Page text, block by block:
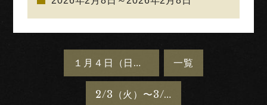
１月４日（日）～１月３１日（土）「関ケ原クイズラリー2026睦月之陣」 一覧
2/3（火）〜3/29（日）山城パネル展示「飛騨の山城・城館跡」を開催します